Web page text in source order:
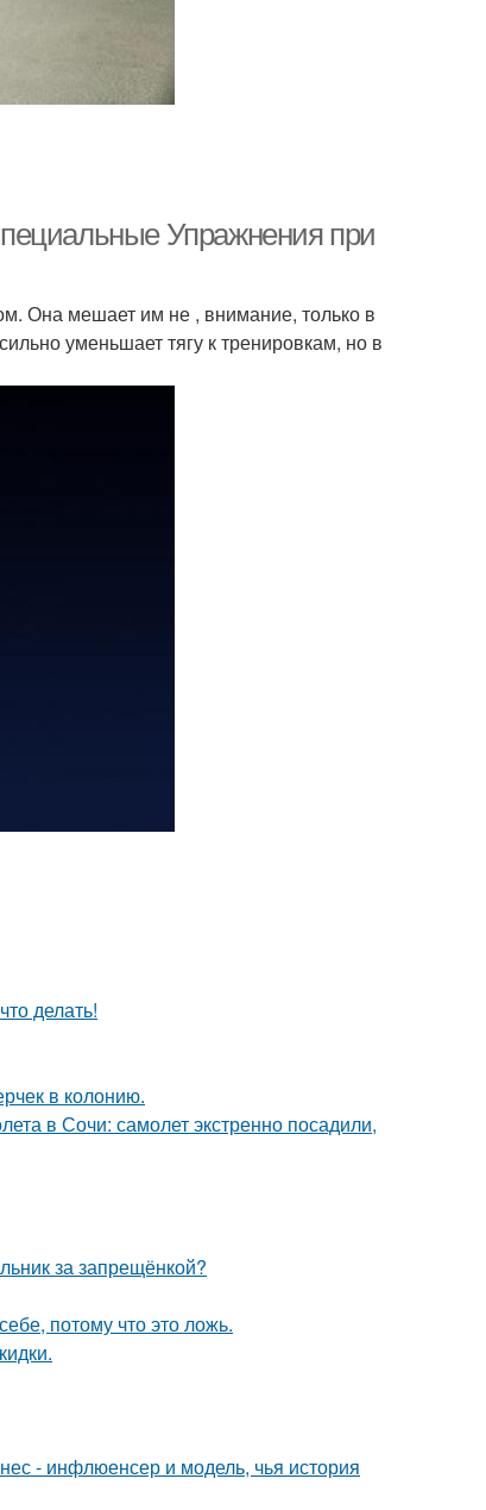
Упражнения при
Она мешает им не , внимание, только в
уменьшает тягу к тренировкам, но в
делать!
в колонию.
в Сочи: самолет экстренно посадили,
за запрещёнкой?
потому что это ложь.
- инфлюенсер и модель, чья история